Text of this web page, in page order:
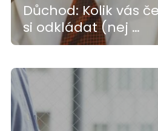
Důchod: Kolik vás
si odkládat (nej …